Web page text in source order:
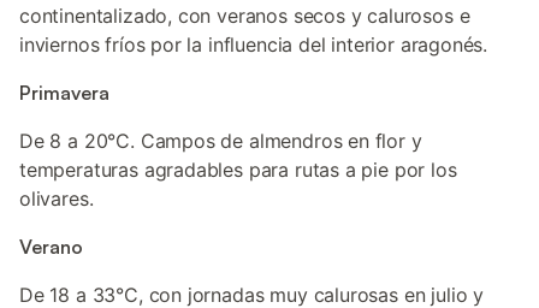
continentalizado, con veranos secos y calurosos e
inviernos fríos por la influencia del interior aragonés.
Primavera
De 8 a 20°C. Campos de almendros en flor y
temperaturas agradables para rutas a pie por los
olivares.
Verano
De 18 a 33°C, con jornadas muy calurosas en julio y